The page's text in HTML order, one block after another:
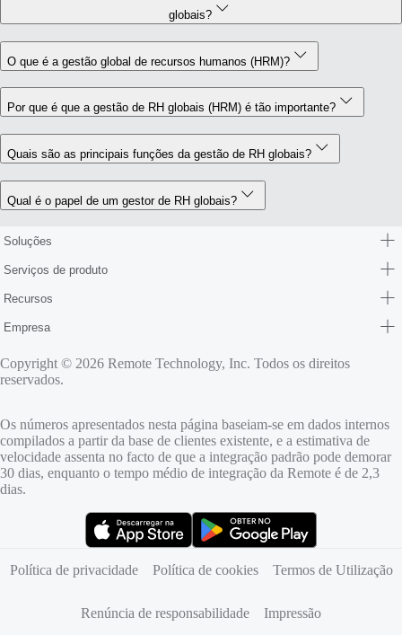
globais?
O que é a gestão global de recursos humanos (HRM)?
Por que é que a gestão de RH globais (HRM) é tão importante?
Quais são as principais funções da gestão de RH globais?
Qual é o papel de um gestor de RH globais?
Soluções
Serviços de produto
Recursos
Empresa
Copyright © 2026 Remote Technology, Inc. Todos os direitos
reservados.
Os números apresentados nesta página baseiam-se em dados internos
compilados a partir da base de clientes existente, e a estimativa de
velocidade assenta no facto de que a integração padrão pode demorar
30 dias, enquanto o tempo médio de integração da Remote é de 2,3
dias.
Política de privacidade
Política de cookies Termos de Utilização
Renúncia de responsabilidade Impressão